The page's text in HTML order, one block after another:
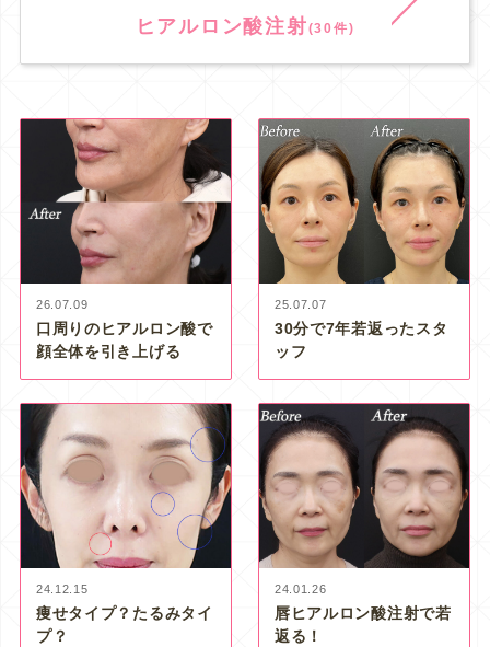
ヒアルロン酸注射(30件)
26.07.09
口周りのヒアルロン酸で
顔全体を引き上げる
25.07.07
30分で7年若返ったスタ
ッフ
24.12.15
痩せタイプ？たるみタイ
プ？
24.01.26
唇ヒアルロン酸注射で若
返る！